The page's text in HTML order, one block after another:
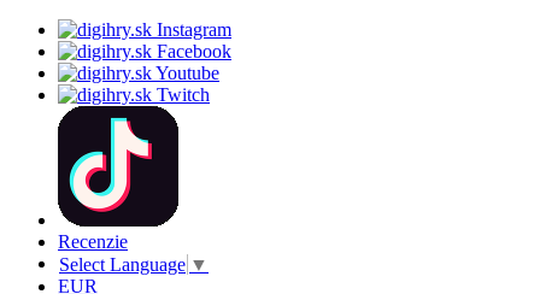
Recenzie
Select Language ▼
EUR